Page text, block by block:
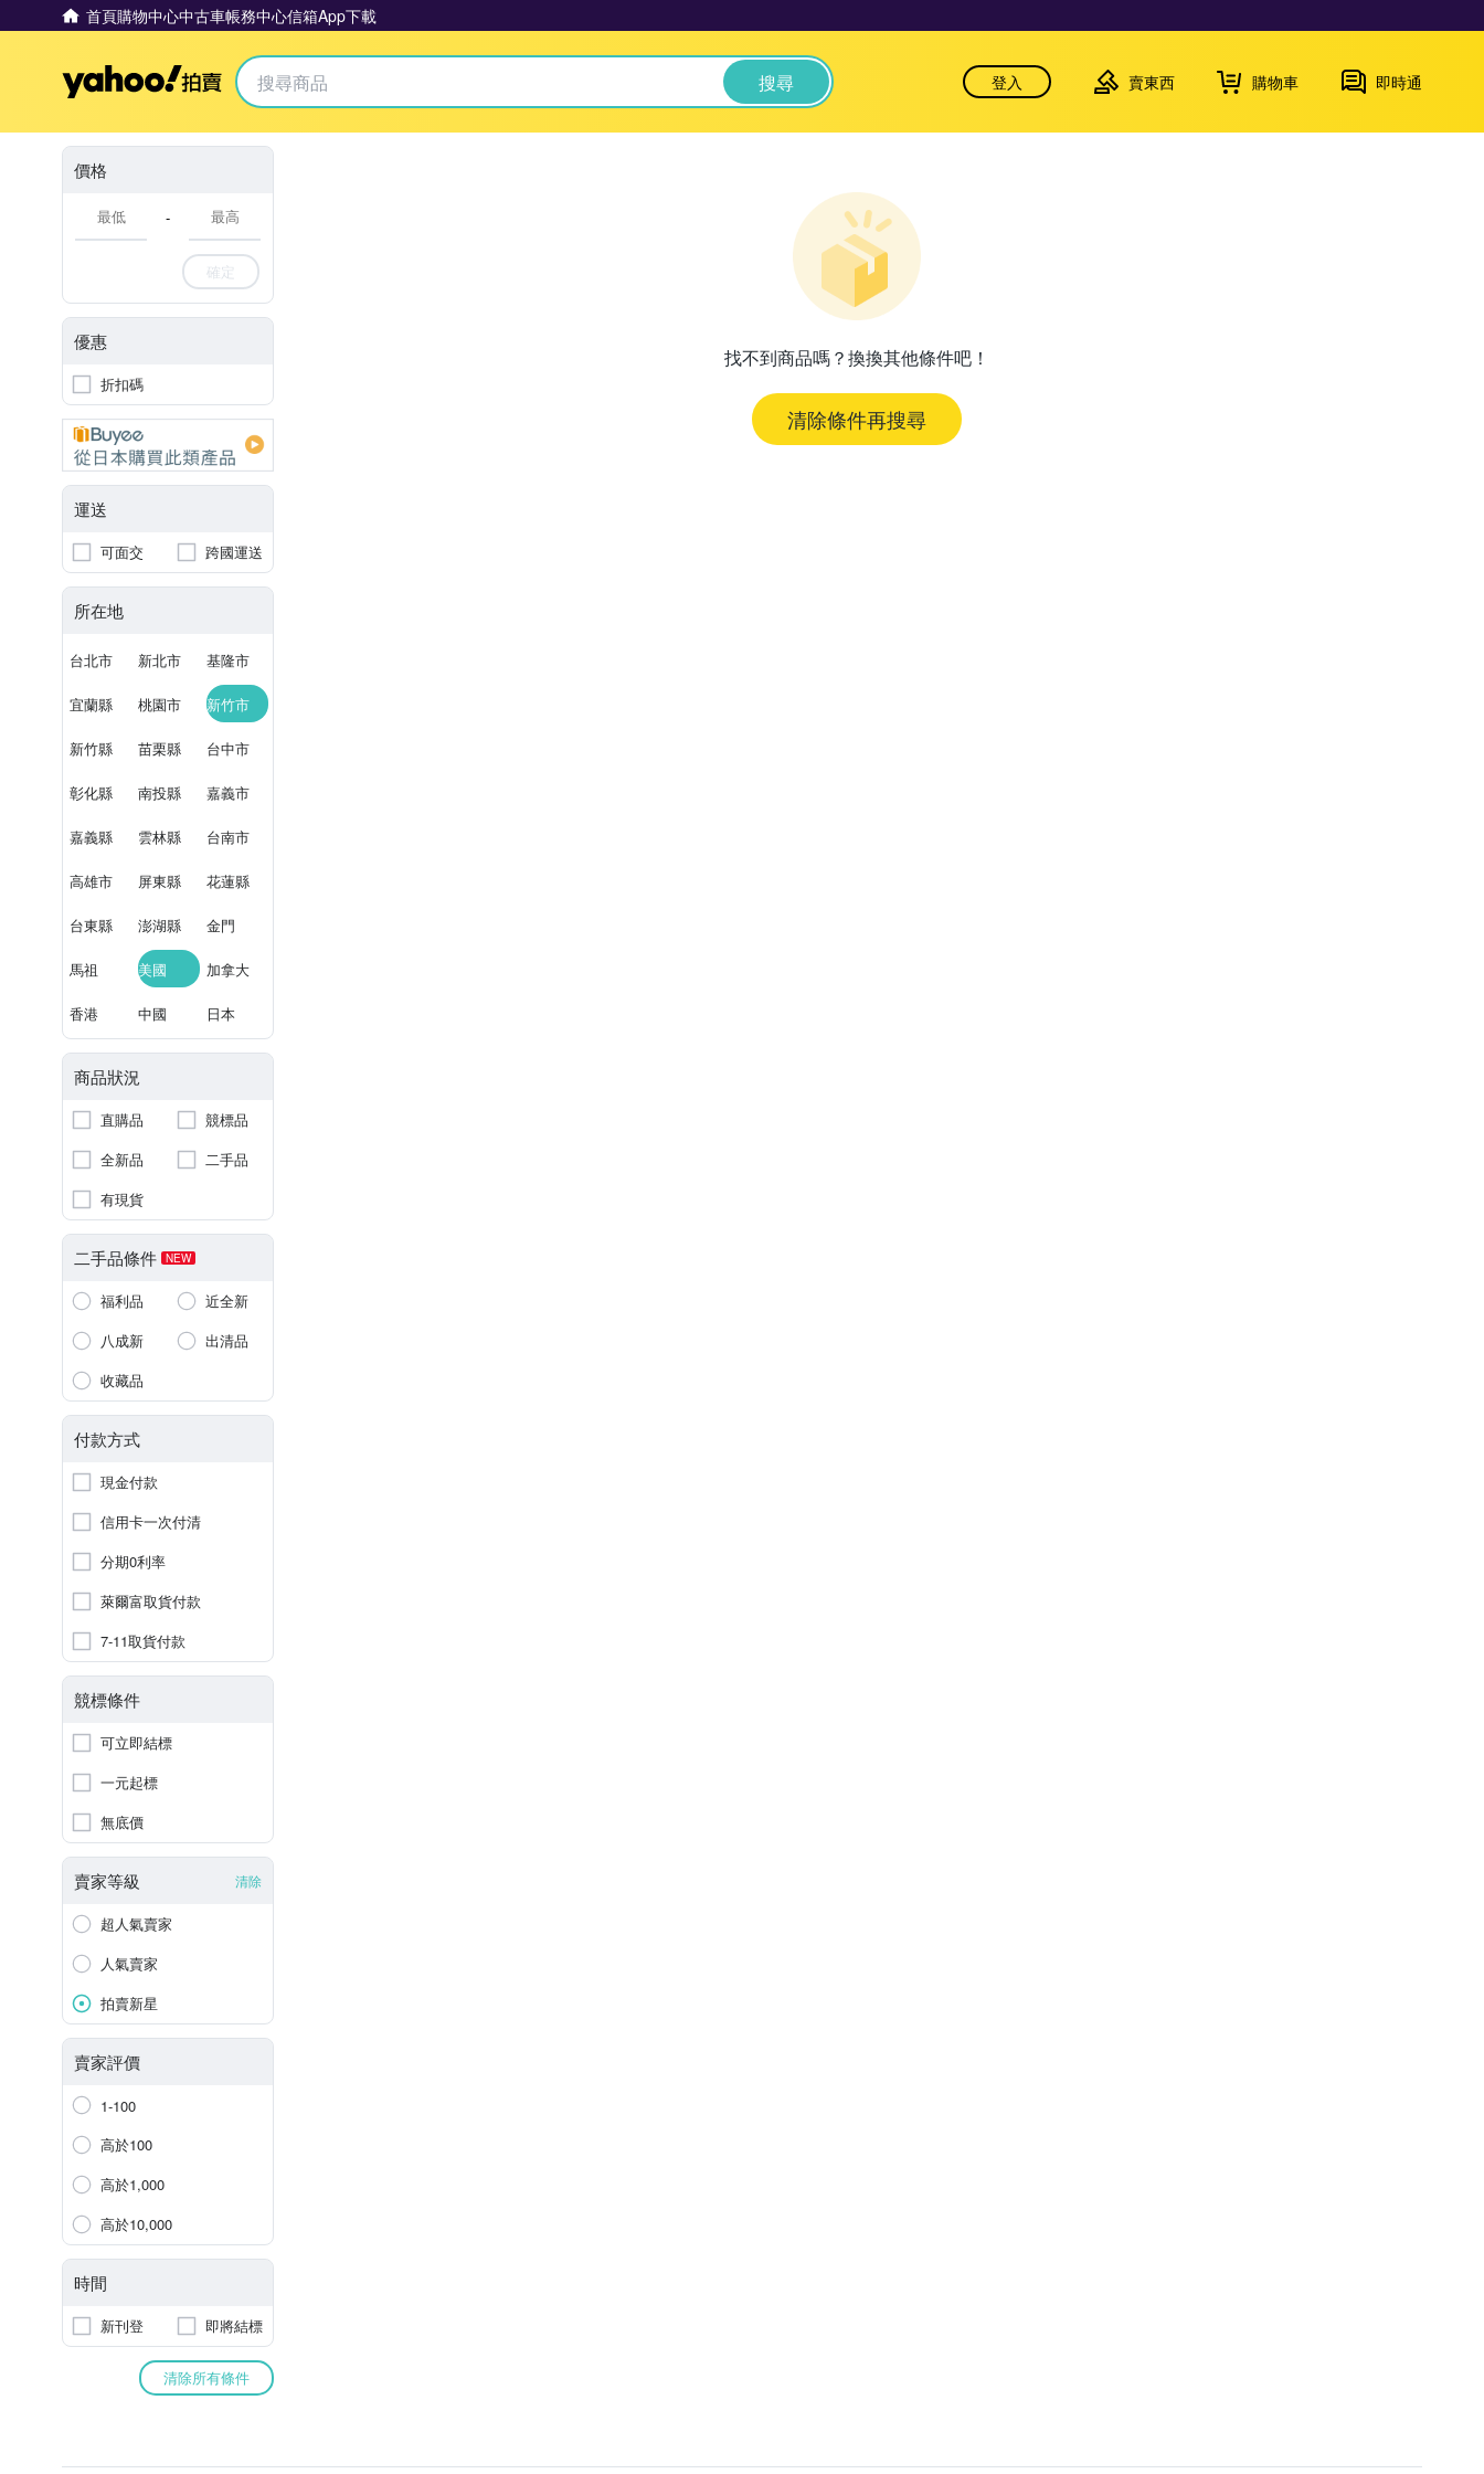
首頁購物中心中古車帳務中心信箱App下載
Yahoo拍賣 搜尋 登入 賣東西 購物車 即時通
價格
-
確定
優惠
折扣碼
運送
可面交 跨國運送
所在地
台北市 新北市 基隆市
宜蘭縣 桃園市 新竹市
新竹縣 苗栗縣 台中市
彰化縣 南投縣 嘉義市
嘉義縣 雲林縣 台南市
高雄市 屏東縣 花蓮縣
台東縣 澎湖縣 金門
馬祖 美國 加拿大
香港 中國 日本
商品狀況
直購品
競標品
全新品
二手品
有現貨
二手品條件 NEW
福利品
近全新
八成新
出清品
收藏品
付款方式
現金付款
信用卡一次付清
分期0利率
萊爾富取貨付款
7-11取貨付款
競標條件
可立即結標
一元起標
無底價
賣家等級 清除
超人氣賣家
人氣賣家
拍賣新星
賣家評價
1-100
高於100
高於1,000
高於10,000
時間
新刊登 即將結標
清除所有條件
找不到商品嗎？換換其他條件吧！
清除條件再搜尋